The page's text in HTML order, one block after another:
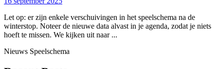
2025
Let op: er zijn enkele verschuivingen in het speelschema na de
winterstop. Noteer de nieuwe data alvast in je agenda, zodat je niets
hoeft te missen. We kijken uit naar ...
Nieuws Speelschema